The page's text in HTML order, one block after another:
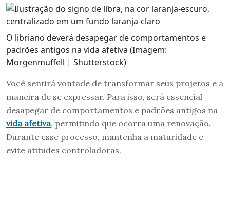
O libriano deverá desapegar de comportamentos e
padrões antigos na vida afetiva (Imagem:
Morgenmuffell | Shutterstock)
Você sentirá vontade de transformar seus projetos e a
maneira de se expressar. Para isso, será essencial
desapegar de comportamentos e padrões antigos na
vida afetiva, permitindo que ocorra uma renovação.
Durante esse processo, mantenha a maturidade e
evite atitudes controladoras.